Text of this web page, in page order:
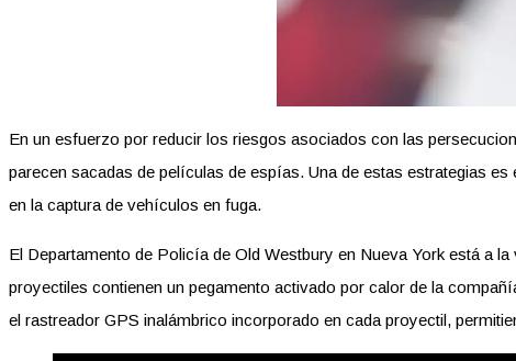
En un esfuerzo por reducir los riesgos asociados con las
parecen sacadas de películas de espías. Una de estas estrategias
en la captura de vehículos en fuga.
El Departamento de Policía de Old Westbury en Nueva York está a
proyectiles contienen un pegamento activado por calor de la
el rastreador GPS inalámbrico incorporado en cada proyectil,